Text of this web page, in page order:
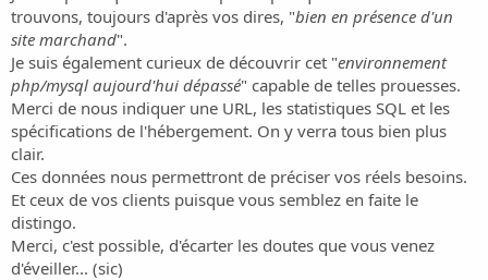
trouvons, toujours d'après vos dires, "bien en présence d'un
site marchand".
Je suis également curieux de découvrir cet "environnement
php/mysql aujourd'hui dépassé" capable de telles prouesses.
Merci de nous indiquer une URL, les statistiques SQL et les
spécifications de l'hébergement. On y verra tous bien plus
clair.
Ces données nous permettront de préciser vos réels besoins.
Et ceux de vos clients puisque vous semblez en faite le
distingo.
Merci, c'est possible, d'écarter les doutes que vous venez
d'éveiller... (sic)